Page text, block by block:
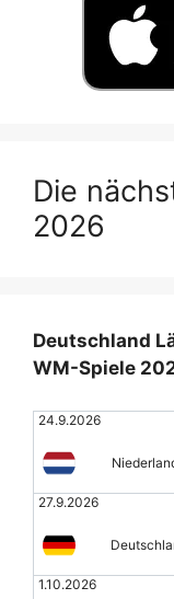
Die
2026
Deutschland
WM-Spiele
24.9.2026
27.9.2026
1.10.2026